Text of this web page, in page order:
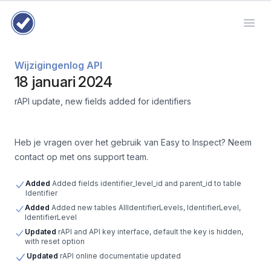
Easy to Inspect
Open
Wijzigingenlog API
18 januari 2024
rAPI update, new fields added for identifiers
Heb je vragen over het gebruik van Easy to Inspect? Neem
contact op met ons support team.
Added Added fields identifier_level_id and parent_id to table
Identifier
Added Added new tables AllIdentifierLevels, IdentifierLevel,
IdentifierLevel
Updated rAPI and API key interface, default the key is hidden,
with reset option
Updated rAPI online documentatie updated